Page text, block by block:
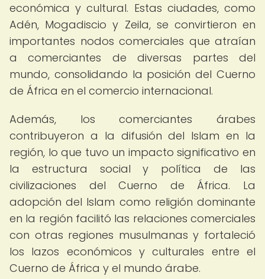
económica y cultural. Estas ciudades, como
Adén, Mogadiscio y Zeila, se convirtieron en
importantes nodos comerciales que atraían
a comerciantes de diversas partes del
mundo, consolidando la posición del Cuerno
de África en el comercio internacional.
Además, los comerciantes árabes
contribuyeron a la difusión del Islam en la
región, lo que tuvo un impacto significativo en
la estructura social y política de las
civilizaciones del Cuerno de África. La
adopción del Islam como religión dominante
en la región facilitó las relaciones comerciales
con otras regiones musulmanas y fortaleció
los lazos económicos y culturales entre el
Cuerno de África y el mundo árabe.